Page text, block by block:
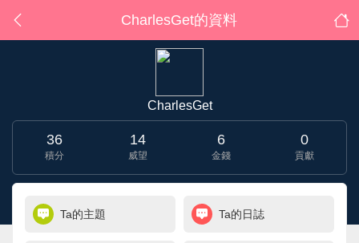
CharlesGet的資料
CharlesGet
36
積分
14
威望
6
金錢
0
貢獻
Ta的主題 Ta的日誌